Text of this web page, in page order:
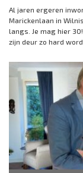
Al jaren ergeren
Marickenlaan in
langs. Je mag hier
zijn deur zo hard